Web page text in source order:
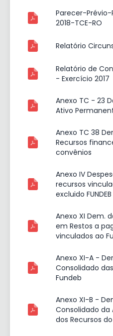
Parecer-
2018-TCE-RO
Relatório
Relatório de
- Exercício 2017
Anexo TC - 23
Ativo
Anexo TC 38
Recursos
convênios
Anexo IV
recursos
excluido FUNDEB
Anexo XI Dem.
em Restos a
vinculados ao
Anexo XI-A -
Consolidado
Fundeb
Anexo XI-B -
Consolidado da
dos Recursos